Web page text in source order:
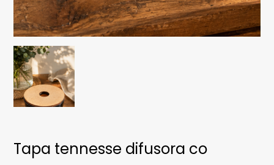
Tapa tennesse difusora co